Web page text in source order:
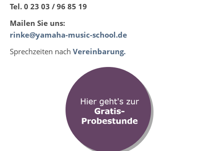
Tel. 0 23 03 / 96 85 19
Mailen Sie uns:
rinke@yamaha-music-school.de
Sprechzeiten nach Vereinbarung.